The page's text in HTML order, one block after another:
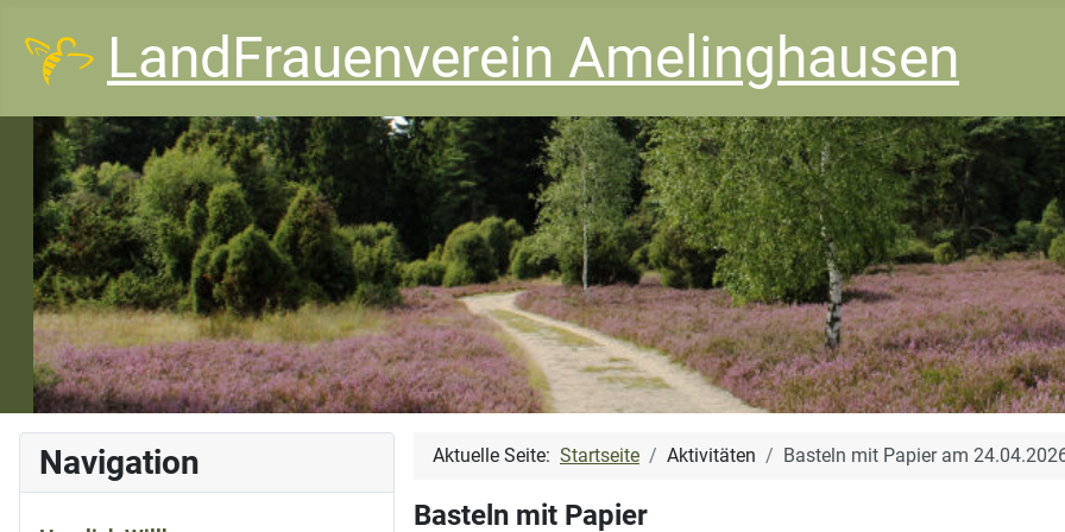
LandFrauenverein Amelinghausen
Navigation Aktuelle Seite: Startseite Aktivitäten Basteln mit Papier am
Basteln mit Papier